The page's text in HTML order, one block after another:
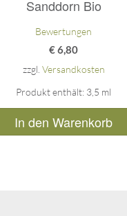
Sanddorn Bio
Bewertungen
€6,80
zzgl. Versandkosten
Produkt enthält: 3,5 ml
In den Warenkorb